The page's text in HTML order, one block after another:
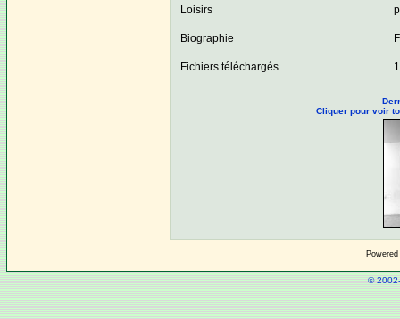
Loisirs
Biographie
Fichiers téléchargés
Cliquer pour voir
©